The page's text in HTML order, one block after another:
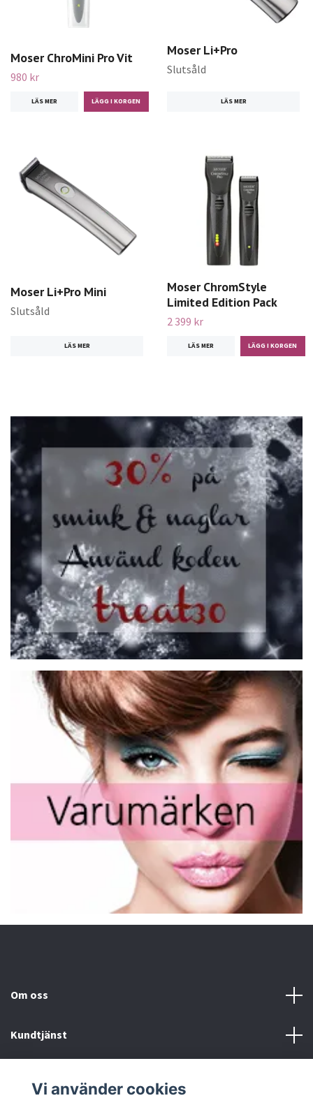
Moser ChroMini Pro Vit
980 kr
LÄS MER
Moser Li+Pro
Slutsåld
LÄS MER
Moser Li+Pro Mini
Slutsåld
LÄS MER
Moser ChromStyle
Limited Edition Pack
2 399 kr
LÄS MER
Om oss
Kundtjänst
Vi använder cookies